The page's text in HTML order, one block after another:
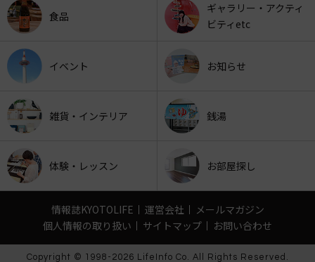
食品
ギャラリー・アクティ
ビティetc
イベント お知らせ
雑貨・インテリア 銭湯
体験・レッスン お部屋探し
情報誌KYOTOLIFE 運営会社
メールマガジン
個人情報の取り扱い
サイトマップ お問い合わせ
Copyright © 1998-2026 LifeInfo Co. All Rights Reserved.